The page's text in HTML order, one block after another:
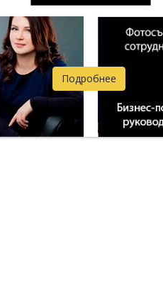
Подробнее